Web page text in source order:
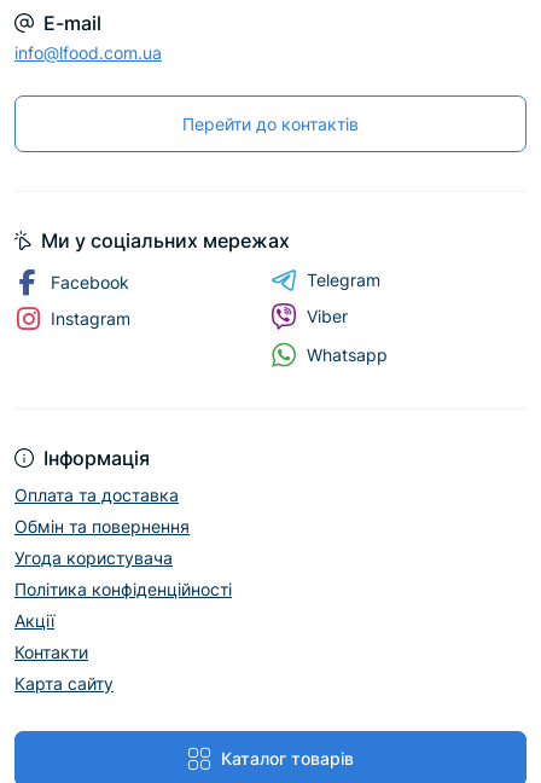
E-mail
info@lfood.com.ua
Перейти до контактів
Інформація
Оплата та доставка
Обмін та повернення
Угода користувача
Політика конфіденційності
Акції
Контакти
Карта сайту
Каталог товарів
Ми у соціальних мережах
Facebook
Instagram
Telegram
Viber
Whatsapp